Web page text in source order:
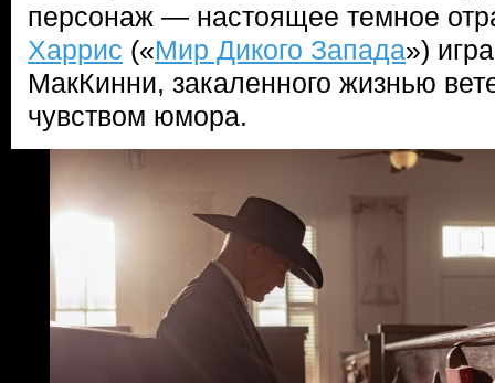
персонаж — настоящее темное
Харрис («Мир Дикого Запада»)
МакКинни, закаленного жизнью
чувством юмора.